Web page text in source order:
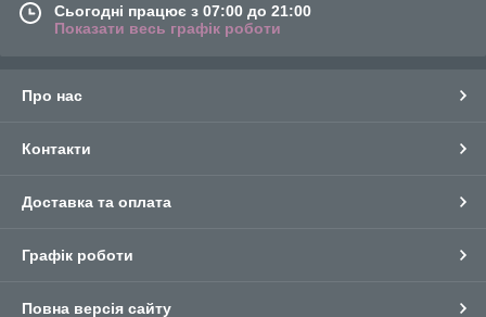
Сьогодні працює з 07:00 до 21:00
Показати весь графік роботи
Про нас
Контакти
Доставка та оплата
Графік роботи
Повна версія сайту